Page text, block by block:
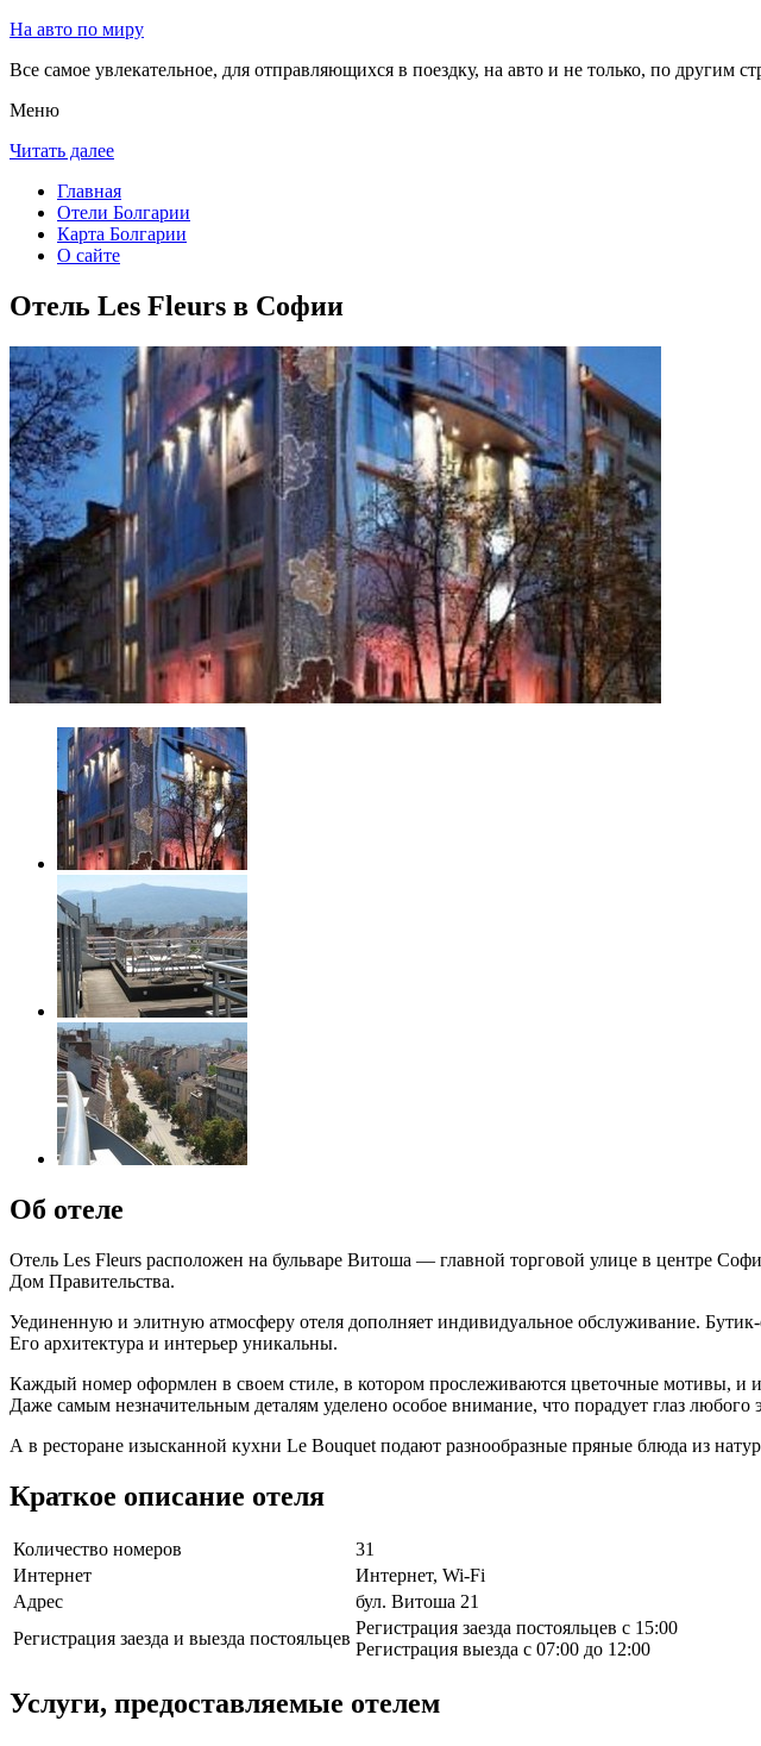
На авто по миру
Все самое увлекательное, для отправляющихся в поездку, на авто и не только, по другим
Меню
Читать далее
Главная
Отели Болгарии
Карта Болгарии
О сайте
Отель Les Fleurs в Софии
Об отеле
Отель Les Fleurs расположен на бульваре Витоша — главной торговой улице в центре
Дом Правительства.
Уединенную и элитную атмосферу отеля дополняет индивидуальное обслуживание.
Его архитектура и интерьер уникальны.
Каждый номер оформлен в своем стиле, в котором прослеживаются цветочные мотивы, и
Даже самым незначительным деталям уделено особое внимание, что порадует глаз любого
А в ресторане изысканной кухни Le Bouquet подают разнообразные пряные блюда из
Краткое описание отеля
Количество номеров
31
Интернет
Интернет, Wi-Fi
Адрес
бул. Витоша 21
Регистрация заезда и выезда постояльцев
Регистрация заезда постояльцев с 15:00
Регистрация выезда с 07:00 до 12:00
Услуги, предоставляемые отелем